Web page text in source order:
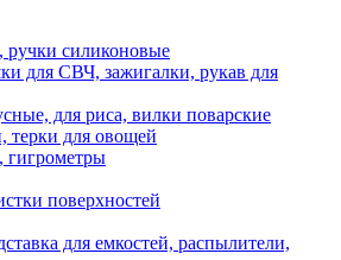
силиконовые
для СВЧ, зажигалки, рукав для
для риса, вилки поварские
для овощей
гигрометры
поверхностей
для емкостей, распылители,